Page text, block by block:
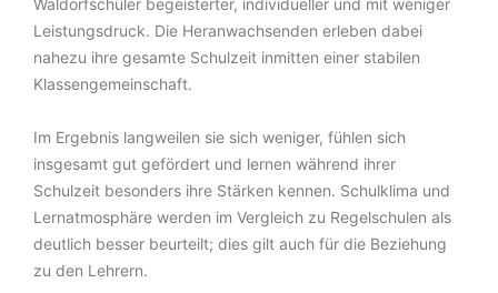
Waldorfschüler begeisterter, individueller und mit weniger
Leistungsdruck. Die Heranwachsenden erleben dabei
nahezu ihre gesamte Schulzeit inmitten einer stabilen
Klassengemeinschaft.
Im Ergebnis langweilen sie sich weniger, fühlen sich
insgesamt gut gefördert und lernen während ihrer
Schulzeit besonders ihre Stärken kennen. Schulklima und
Lernatmosphäre werden im Vergleich zu Regelschulen als
deutlich besser beurteilt; dies gilt auch für die Beziehung
zu den Lehrern.